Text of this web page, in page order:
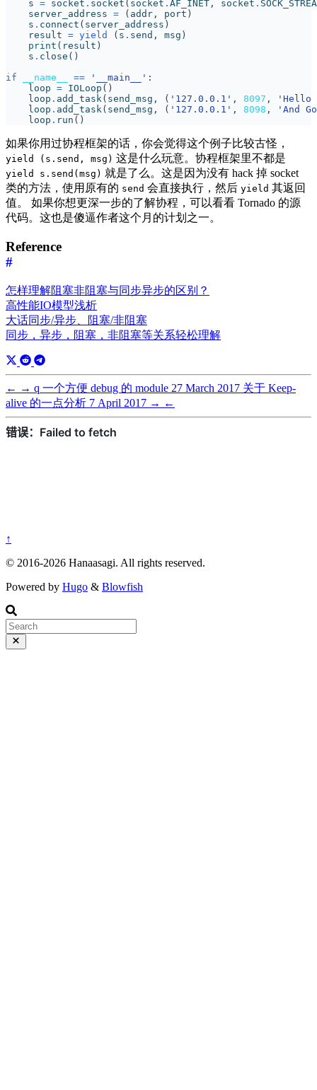
s = socket . socket ( socket . AF_INET , socket .
server_address = ( addr , port )
s . connect ( server_address )
result = yield ( s . send , msg )
print ( result )
s . close ()
if
__name__ == '__main__' :
loop = IOLoop ()
loop . add_task( send_msg , ( '127.0.0.1' , 8097 ,
'Hello
loop . add_task( send_msg , ( '127.0.0.1' , 8098 ,
'And
loop . run ()
如果你用过协程框架的话，你会觉得这个例子比较古怪，
yield (s.send, msg) 这是什么玩意。协程框架里不都是
yield s.send(msg) 就是了么。这是因为没有 hack 掉 socket
类的方法，使用原有的 send 会直接执行，然后 yield 其返回
值。 如果你想更深一步的了解协程，可以看看 Tornado 的源
代码。这也是傻逼作者这个月的计划之一。
Reference
#
怎样理解阻塞非阻塞与同步异步的区别？
高性能IO模型浅析
大话同步/异步、阻塞/非阻塞
同步，异步，阻塞，非阻塞等关系轻松理解
← → q 一个方便 debug 的 module 27 March 2017 关于 Keep-
alive 的一点分析 7 April 2017 → ←
↑
© 2016-2026 Hanaasagi. All rights reserved.
Powered by Hugo & Blowfish